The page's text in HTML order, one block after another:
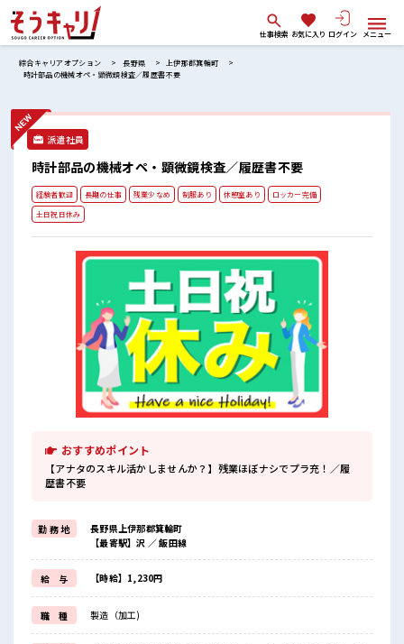
仕事検索 お気に入り ログイン メニュー
綜合キャリアオプション 長野県
上伊那郡箕輪町
時計部品の機械オペ・顕微鏡検査／履歴書不要
派遣社員
時計部品の機械オペ・顕微鏡検査／履歴書不要
経験者歓迎 長期の仕事 残業少なめ 制服あり 休憩室あり
ロッカー完備
土日祝日休み
おすすめポイント
【アナタのスキル活かしませんか？】残業ほぼナシでプラ充！／履
歴書不要
勤 務 地
長野県上伊那郡箕輪町
【最寄駅】沢 ／ 飯田線
給 与 【時給】1,230円
職 種 製造（加工)